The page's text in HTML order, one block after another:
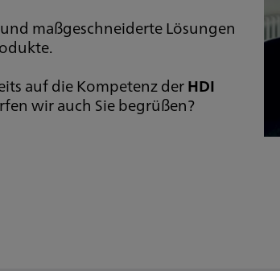
maßgeschneiderte Lösungen
auf die Kompetenz derHDI
wir auch Sie begrüßen?